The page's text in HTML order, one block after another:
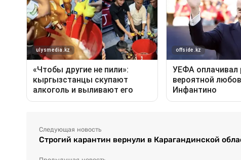
Следующая новость
Строгий карантин вернули в Карагандинской